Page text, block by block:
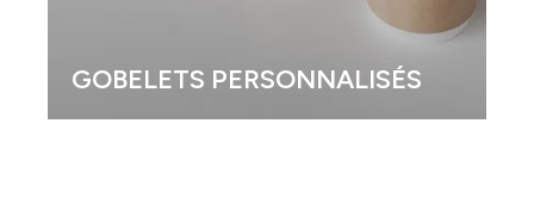
GOBELETS PERSONNALISÉS